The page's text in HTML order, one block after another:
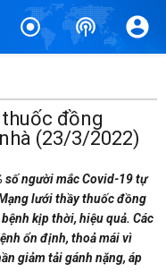
đồng
(23/3/2022)
số người mắc Covid-19 tự
lưới thầy thuốc đồng
kịp thời, hiệu quả. Các
ổn định, thoả mái vì
giảm tải gánh nặng, áp